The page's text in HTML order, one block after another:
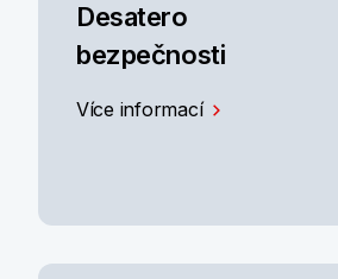
Desatero
bezpečnosti
Více informací